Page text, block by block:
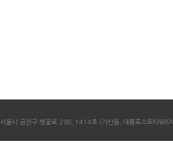
서울시 금천구 벚꽃로 298, 1414호 (가산동, 대륭포스트